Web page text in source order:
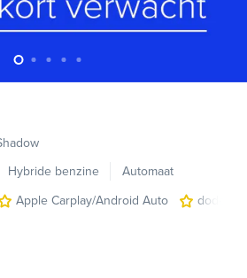
Hybride benzine
Automaat
Apple Carplay/Android Auto